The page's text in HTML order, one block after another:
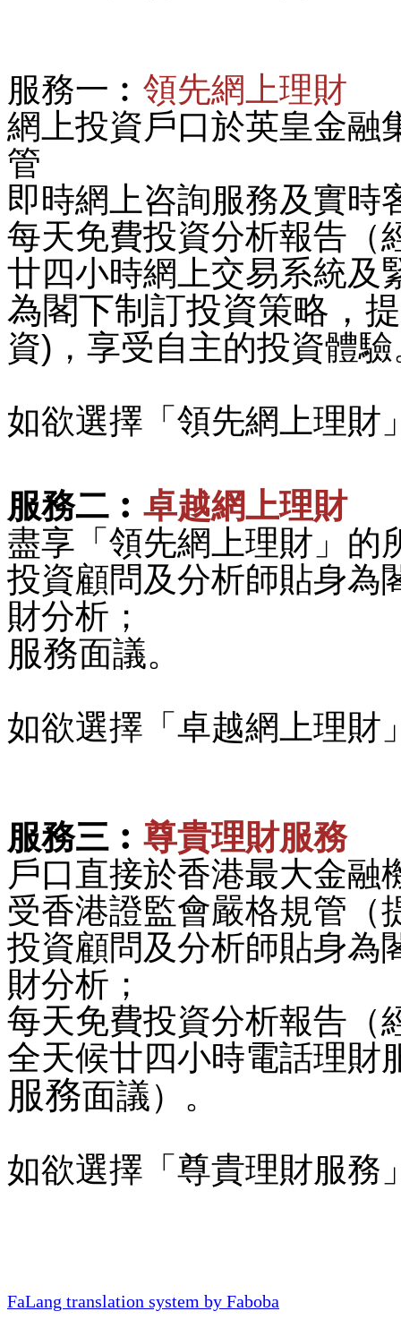
服務一︰ 領先網上理財
網上投資戶口於英皇金融
管
即時網上咨詢服務及實時
每天免費投資分析報告（
廿四小時網上交易系統及
為閣下制訂投資策略，
資) ，享受自主的投資體
如欲選擇「領先網上理財
服務二︰ 卓越網上理財
盡享「領先網上理財」的
投資顧問及分析師貼身為
財分析；
服務面議。
如欲選擇「卓越網上理財
服務三︰ 尊貴理財服務
戶口直接於香港最大金融
受香港證監會嚴格規管（
投資顧問及分析師貼身為
財分析；
每天免費投資分析報告（
全天候廿四小時電話理財
服務面議）。
如欲選擇「尊貴理財服務
FaLang translation system by Faboba